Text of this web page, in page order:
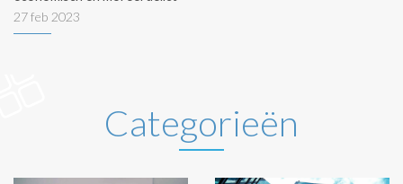
27 feb 2023
Categorieën